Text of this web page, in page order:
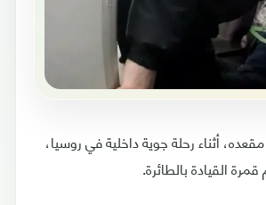
أثناء رحلة جوية داخلية في روسيا،
القيادة بالطائرة.